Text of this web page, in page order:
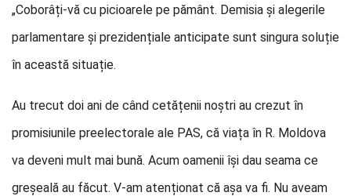
„Coborâți-vă cu picioarele pe pământ. Demisia și alegerile
parlamentare și prezidențiale anticipate sunt singura soluție
în această situație.
Au trecut doi ani de când cetățenii noștri au crezut în
promisiunile preelectorale ale PAS, că viața în R. Moldova
va deveni mult mai bună. Acum oamenii își dau seama ce
greșeală au făcut. V-am atenționat că așa va fi. Nu aveam